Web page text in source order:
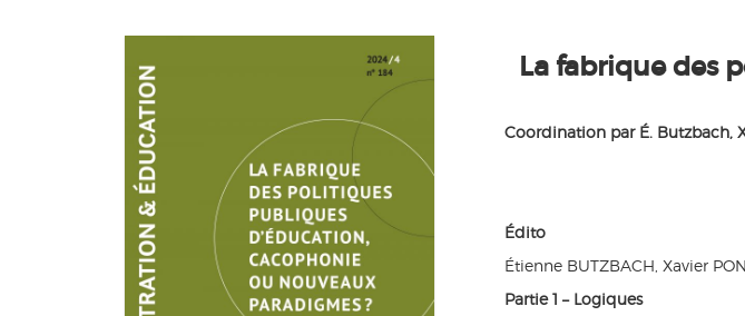
La fabrique des
Coordination par É. Butzbach,
Édito
Étienne BUTZBACH, Xavier
Partie 1 – Logiques